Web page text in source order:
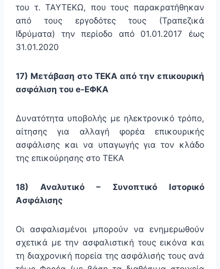
του τ. ΤΑΥΤΕΚΩ, που τους παρακρατήθηκαν
από τους εργοδότες τους (Τραπεζικά
Ιδρύματα) την περίοδο από 01.01.2017 έως
31.01.2020
17) Μετάβαση στο ΤΕΚΑ από την επικουρική
ασφάλιση του e-ΕΦΚΑ
Δυνατότητα υποβολής με ηλεκτρονικό τρόπο,
αίτησης για αλλαγή φορέα επικουρικής
ασφάλισης και να υπαγωγής για τον κλάδο
της επικούρησης στο ΤΕΚΑ
18) Αναλυτικό – Συνοπτικό Ιστορικό
Ασφάλισης
Οι ασφαλισμένοι μπορούν να ενημερωθούν
σχετικά με την ασφαλιστική τους εικόνα και
τη διαχρονική πορεία της ασφάλισής τους ανά